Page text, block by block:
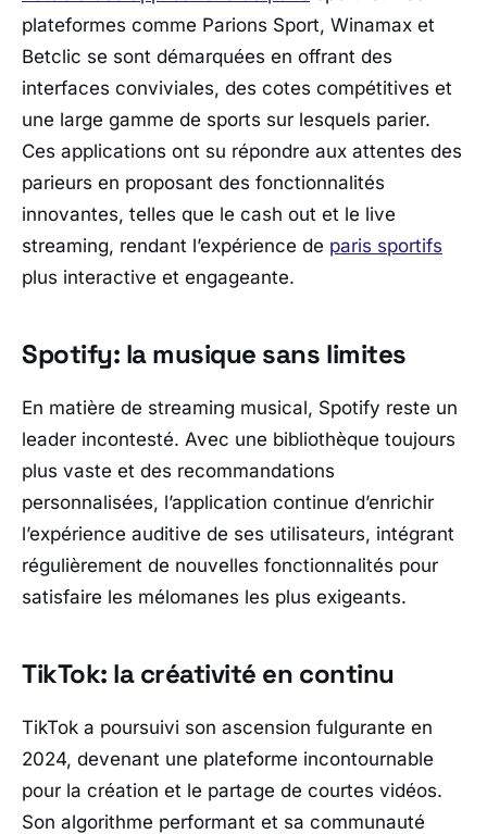
plateformes comme Parions Sport, Winamax et
Betclic se sont démarquées en offrant des
interfaces conviviales, des cotes compétitives et
une large gamme de sports sur lesquels parier.
Ces applications ont su répondre aux attentes des
parieurs en proposant des fonctionnalités
innovantes, telles que le cash out et le live
streaming, rendant l’expérience de paris sportifs
plus interactive et engageante.
Spotify: la musique sans limites
En matière de streaming musical, Spotify reste un
leader incontesté. Avec une bibliothèque toujours
plus vaste et des recommandations
personnalisées, l’application continue d’enrichir
l’expérience auditive de ses utilisateurs, intégrant
régulièrement de nouvelles fonctionnalités pour
satisfaire les mélomanes les plus exigeants.
TikTok: la créativité en continu
TikTok a poursuivi son ascension fulgurante en
2024, devenant une plateforme incontournable
pour la création et le partage de courtes vidéos.
Son algorithme performant et sa communauté